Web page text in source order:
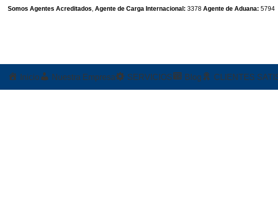
Somos Agentes Acreditados, Agente de Carga Internacional: 3378 Agente de Aduana: 5794
Inicio Nuestra Empresa SERVICIOS Blog CLIENTES